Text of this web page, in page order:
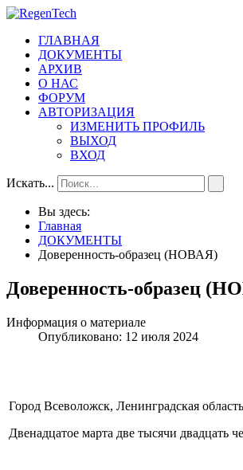
ГЛАВНАЯ
ДОКУМЕНТЫ
АРХИВ
О НАС
ФОРУМ
АВТОРИЗАЦИЯ
ИЗМЕНИТЬ ПРОФИЛЬ
ВЫХОД
ВХОД
Искать...
Вы здесь:
Главная
ДОКУМЕНТЫ
Доверенность-образец (НОВАЯ)
Доверенность-образец
Информация о материале
Опубликовано: 12 июля 2024
Город Всеволожск, Ленинградская
Двенадцатое марта две тысячи двадцать